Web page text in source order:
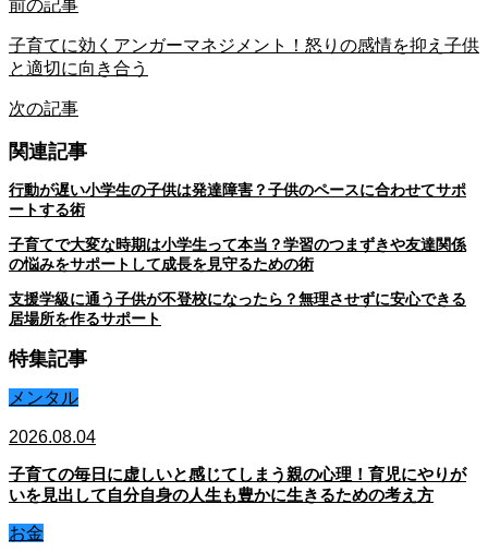
前の記事
子育てに効くアンガーマネジメント！怒りの感情を抑え子供
と適切に向き合う
次の記事
関連記事
行動が遅い小学生の子供は発達障害？子供のペースに合わせてサポ
ートする術
子育てで大変な時期は小学生って本当？学習のつまずきや友達関係
の悩みをサポートして成長を見守るための術
支援学級に通う子供が不登校になったら？無理させずに安心できる
居場所を作るサポート
特集記事
メンタル
2026.08.04
子育ての毎日に虚しいと感じてしまう親の心理！育児にやりが
いを見出して自分自身の人生も豊かに生きるための考え方
お金